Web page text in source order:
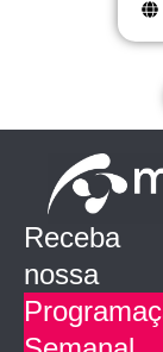
Receba
nossa